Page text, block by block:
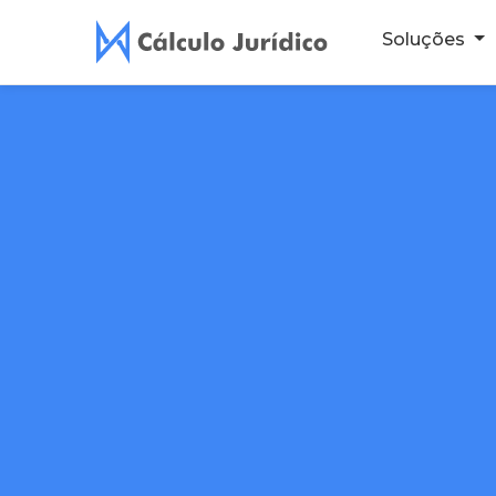
Soluções